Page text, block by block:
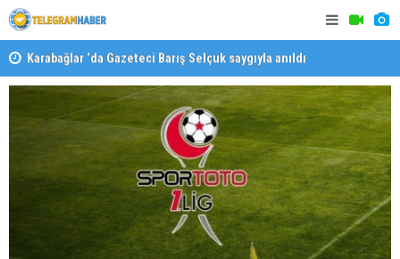
Karabağlar ‘da Gazeteci Barış Selçuk saygıyla anıldı